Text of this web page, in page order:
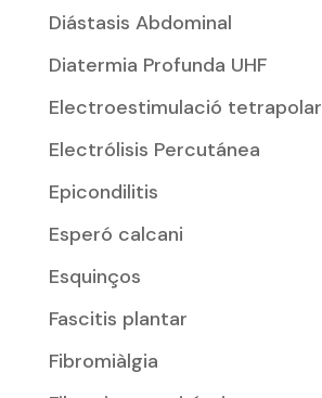
Diástasis Abdominal
Diatermia Profunda UHF
Electroestimulació tetrapolar
Electrólisis Percutánea
Epicondilitis
Esperó calcani
Esquinços
Fascitis plantar
Fibromiàlgia